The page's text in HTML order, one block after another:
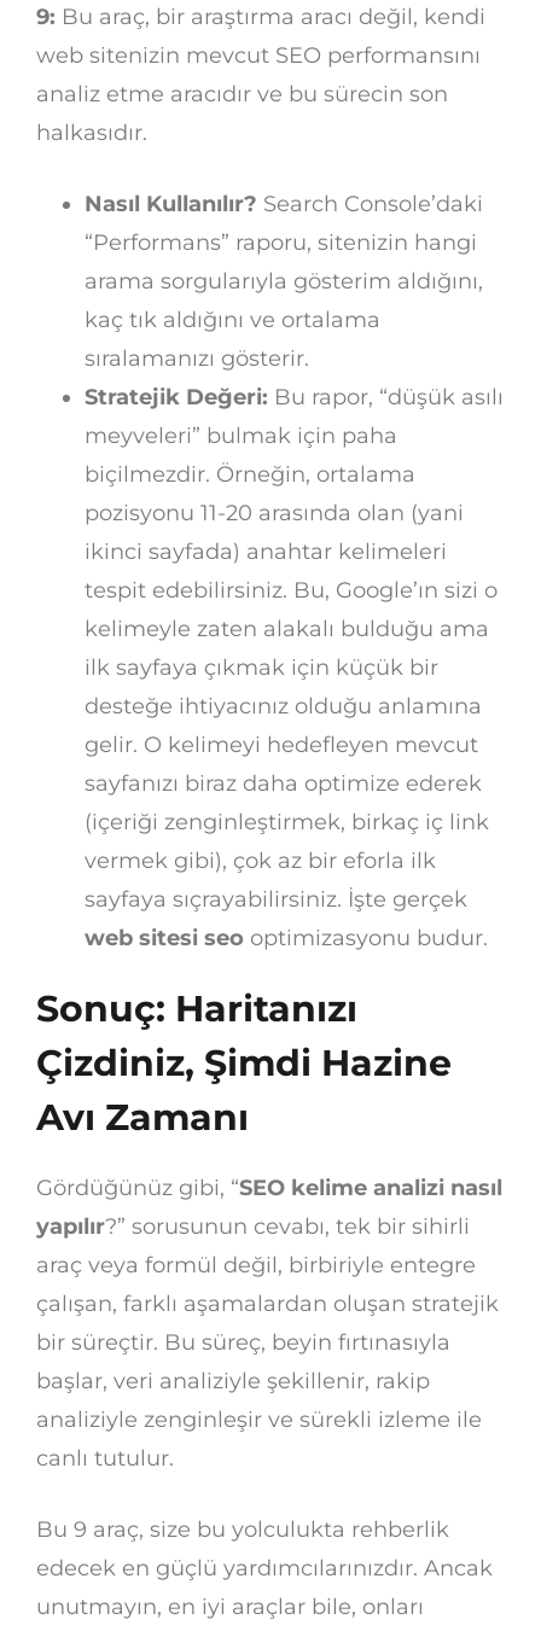
9: Bu araç, bir araştırma aracı değil, kendi
web sitenizin mevcut SEO performansını
analiz etme aracıdır ve bu sürecin son
halkasıdır.
Nasıl Kullanılır? Search Console’daki
“Performans” raporu, sitenizin hangi
arama sorgularıyla gösterim aldığını,
kaç tık aldığını ve ortalama
sıralamanızı gösterir.
Stratejik Değeri: Bu rapor, “düşük asılı
meyveleri” bulmak için paha
biçilmezdir. Örneğin, ortalama
pozisyonu 11-20 arasında olan (yani
ikinci sayfada) anahtar kelimeleri
tespit edebilirsiniz. Bu, Google’ın sizi o
kelimeyle zaten alakalı bulduğu ama
ilk sayfaya çıkmak için küçük bir
desteğe ihtiyacınız olduğu anlamına
gelir. O kelimeyi hedefleyen mevcut
sayfanızı biraz daha optimize ederek
(içeriği zenginleştirmek, birkaç iç link
vermek gibi), çok az bir eforla ilk
sayfaya sıçrayabilirsiniz. İşte gerçek
web sitesi seo optimizasyonu budur.
Sonuç: Haritanızı
Çizdiniz, Şimdi Hazine
Avı Zamanı
Gördüğünüz gibi, “SEO kelime analizi nasıl
yapılır?” sorusunun cevabı, tek bir sihirli
araç veya formül değil, birbiriyle entegre
çalışan, farklı aşamalardan oluşan stratejik
bir süreçtir. Bu süreç, beyin fırtınasıyla
başlar, veri analiziyle şekillenir, rakip
analiziyle zenginleşir ve sürekli izleme ile
canlı tutulur.
Bu 9 araç, size bu yolculukta rehberlik
edecek en güçlü yardımcılarınızdır. Ancak
unutmayın, en iyi araçlar bile, onları